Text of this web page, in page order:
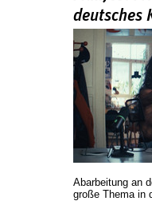
deutsches
Abarbeitung an
große Thema in